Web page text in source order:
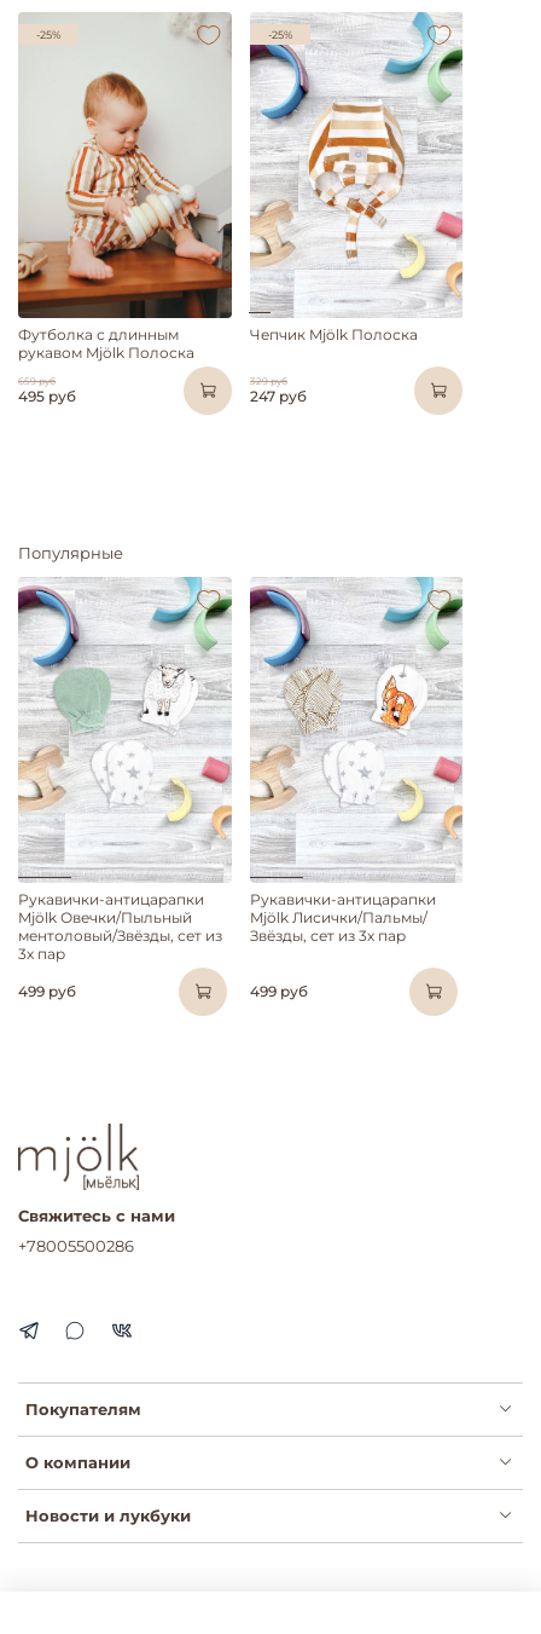
-25%
Футболка с длинным
рукавом Mjölk Полоска
659 руб
495 руб
-25%
Чепчик Mjölk Полоска
329 руб
247 руб
Популярные
Рукавички-антицарапки
Mjölk Овечки/Пыльный
ментоловый/Звёзды, сет из
3х пар
499 руб
Рукавички-антицарапки
Mjölk Лисички/Пальмы/
Звёзды, сет из 3х пар
499 руб
Покупателям
О компании
Новости и лукбуки
Свяжитесь с нами
+78005500286